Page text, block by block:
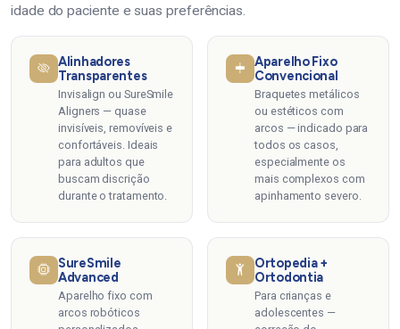
idade do paciente e suas preferências.
Alinhadores
Transparentes
Invisalign ou SureSmile
Aligners — quase
invisíveis, removíveis e
confortáveis. Ideais
para adultos que
buscam discrição
durante o tratamento.
Aparelho Fixo
Convencional
Braquetes metálicos
ou estéticos com
arcos — indicado para
todos os casos,
especialmente os
mais complexos com
apinhamento severo.
SureSmile
Advanced
Aparelho fixo com
arcos robóticos
Ortopedia +
Ortodontia
Para crianças e
adolescentes —